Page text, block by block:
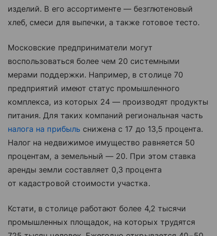
изделий. В его ассортименте — безглютеновый
хлеб, смеси для выпечки, а также готовое тесто.
Московские предприниматели могут
воспользоваться более чем 20 системными
мерами поддержки. Например, в столице 70
предприятий имеют статус промышленного
комплекса, из которых 24 — производят продукты
питания. Для таких компаний региональная часть
налога на прибыль снижена с 17 до 13,5 процента.
Налог на недвижимое имущество равняется 50
процентам, а земельный — 20. При этом ставка
аренды земли составляет 0,3 процента
от кадастровой стоимости участка.
Кстати, в столице работают более 4,2 тысячи
промышленных площадок, на которых трудятся